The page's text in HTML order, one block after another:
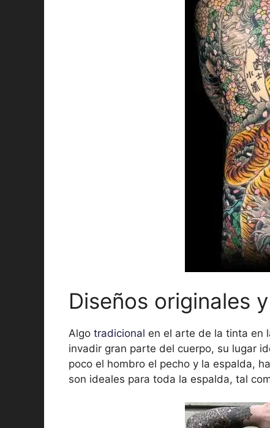
Diseños originales
Algo tradicional en el arte de la tinta en
invadir gran parte del cuerpo, su lugar
poco el hombro el pecho y la espalda,
son ideales para toda la espalda, tal